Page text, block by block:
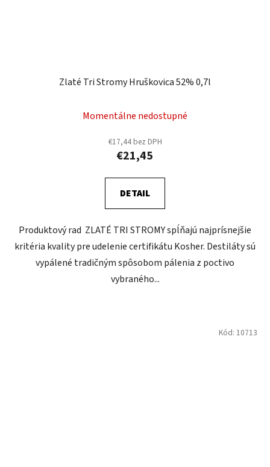
Zlaté Tri Stromy Hruškovica 52% 0,7l
Momentálne nedostupné
€17,44 bez DPH
€21,45
DETAIL
Produktový rad ZLATÉ TRI STROMY spĺňajú najprísnejšie
kritéria kvality pre udelenie certifikátu Kosher. Destiláty sú
vypálené tradičným spôsobom pálenia z poctivo
vybraného...
Kód: 10713